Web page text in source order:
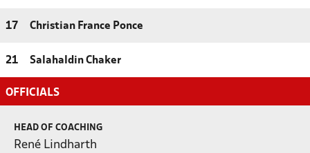
17 Christian France Ponce
21 Salahaldin Chaker
OFFICIALS
HEAD OF COACHING
René Lindharth